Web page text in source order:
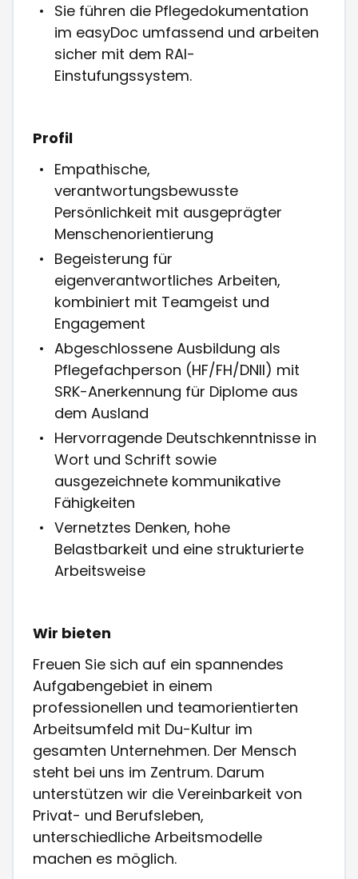
Sie führen die Pflegedokumentation
im easyDoc umfassend und arbeiten
sicher mit dem RAI-
Einstufungssystem.
Profil
Empathische,
verantwortungsbewusste
Persönlichkeit mit ausgeprägter
Menschenorientierung
Begeisterung für
eigenverantwortliches Arbeiten,
kombiniert mit Teamgeist und
Engagement
Abgeschlossene Ausbildung als
Pflegefachperson (HF/FH/DNII) mit
SRK-Anerkennung für Diplome aus
dem Ausland
Hervorragende Deutschkenntnisse in
Wort und Schrift sowie
ausgezeichnete kommunikative
Fähigkeiten
Vernetztes Denken, hohe
Belastbarkeit und eine strukturierte
Arbeitsweise
Wir bieten
Freuen Sie sich auf ein spannendes
Aufgabengebiet in einem
professionellen und teamorientierten
Arbeitsumfeld mit Du-Kultur im
gesamten Unternehmen. Der Mensch
steht bei uns im Zentrum. Darum
unterstützen wir die Vereinbarkeit von
Privat- und Berufsleben,
unterschiedliche Arbeitsmodelle
machen es möglich.